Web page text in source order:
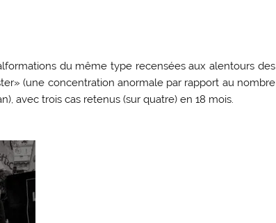
du même type recensées aux alentours des
(une concentration anormale par rapport au nombre
avec trois cas retenus (sur quatre) en 18 mois.